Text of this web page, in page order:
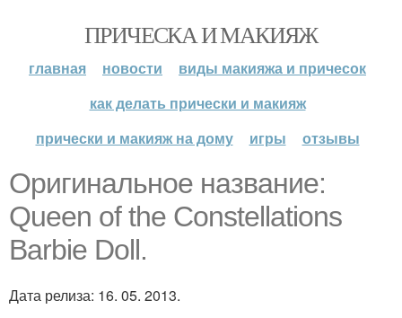
ПРИЧЕСКА И МАКИЯЖ
главная новости
виды макияжа и причесок
как делать прически и макияж
прически и макияж на дому
игры отзывы
Оригинальное название:
Queen of the Constellations
Barbie Doll.
Дата релиза: 16. 05. 2013.